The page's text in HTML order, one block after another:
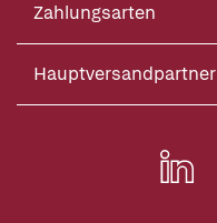
Zahlungsarten
Hauptversandpartner